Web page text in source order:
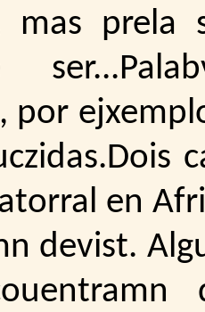
mas prela
por
en
devist.